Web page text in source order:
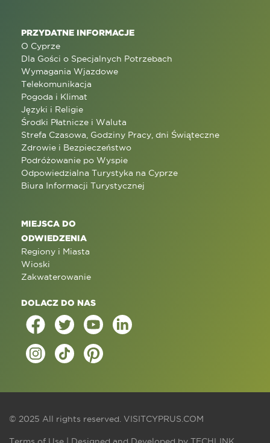
PRZYDATNE INFORMACJE
O Cyprze
Dla Gości o Specjalnych Potrzebach
Wymagania Wjazdowe
Telekomunikacja
Pogoda i Klimat
Języki i Religie
Środki Płatnicze i Waluta
Strefa Czasowa, Godziny Pracy, dni Świąteczne
Zdrowie i Bezpieczeństwo
Podróżowanie po Wyspie
Odpowiedzialna Turystyka na Cyprze
Biura Informacji Turystycznej
MIEJSCA DO
ODWIEDZENIA
Regiony i Miasta
Wioski
Zakwaterowanie
DOLACZ DO NAS
© 2025 All rights reserved. VISITCYPRUS.COM